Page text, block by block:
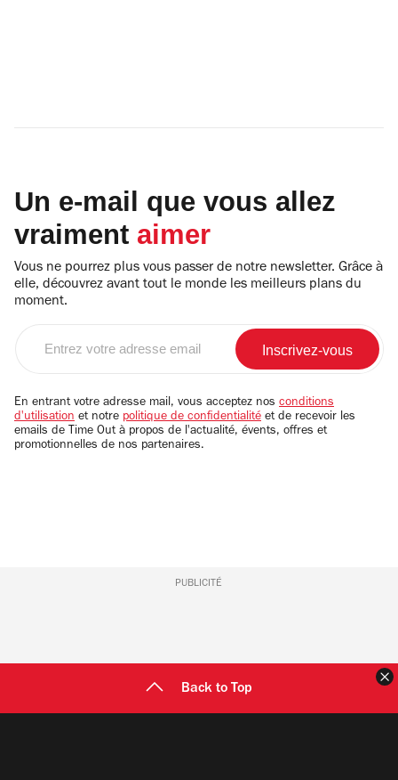
Un e-mail que vous allez
vraiment aimer
Vous ne pourrez plus vous passer de notre newsletter. Grâce à
elle, découvrez avant tout le monde les meilleurs plans du
moment.
email
En entrant votre adresse mail, vous acceptez nos conditions
d'utilisation et notre politique de confidentialité et de recevoir les
emails de Time Out à propos de l'actualité, évents, offres et
promotionnelles de nos partenaires.
PUBLICITÉ
Back to Top